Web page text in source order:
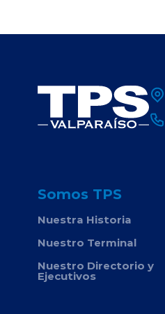
Somos TPS
Nuestra Historia
Nuestro Terminal
Nuestro Directorio y
Ejecutivos